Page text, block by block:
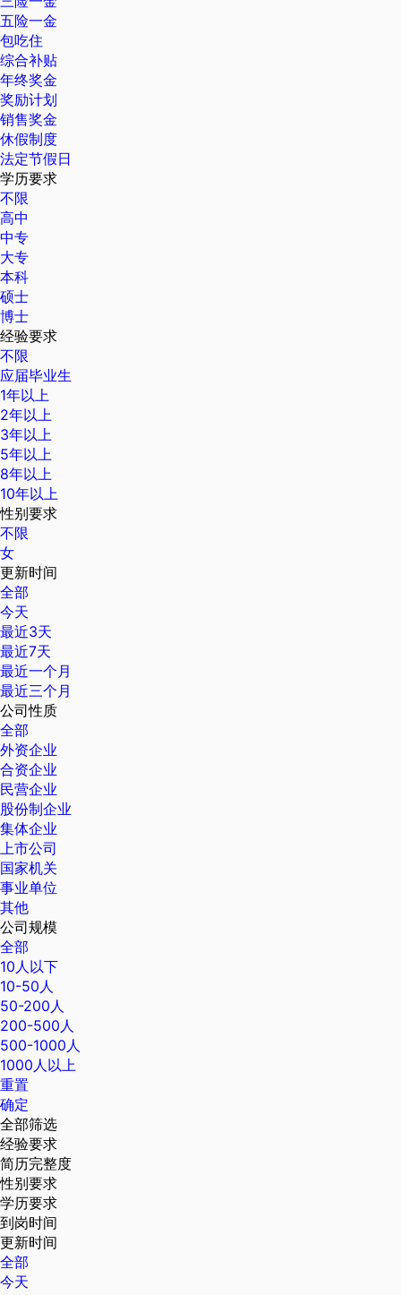
五险一金
包吃住
综合补贴
年终奖金
奖励计划
销售奖金
休假制度
法定节假日
学历要求
不限
高中
中专
大专
本科
硕士
博士
经验要求
不限
应届毕业生
1年以上
2年以上
3年以上
5年以上
8年以上
10年以上
性别要求
不限
女
更新时间
全部
今天
最近3天
最近7天
最近一个月
最近三个月
公司性质
全部
外资企业
合资企业
民营企业
股份制企业
集体企业
上市公司
国家机关
事业单位
其他
公司规模
全部
10人以下
10-50人
50-200人
200-500人
500-1000人
1000人以上
重置
确定
全部筛选
经验要求
简历完整度
性别要求
学历要求
到岗时间
更新时间
全部
今天